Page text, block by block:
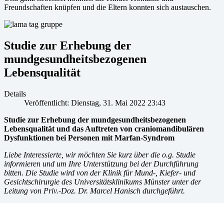
Freundschaften knüpfen und die Eltern konnten sich austauschen.
Studie zur Erhebung der
mundgesundheitsbezogenen
Lebensqualität
Details
Veröffentlicht: Dienstag, 31. Mai 2022 23:43
Studie zur Erhebung der mundgesundheitsbezogenen
Lebensqualität und das Auftreten von craniomandibulären
Dysfunktionen bei Personen mit Marfan-Syndrom
Liebe Interessierte, wir möchten Sie kurz über die o.g. Studie
informieren und um Ihre Unterstützung bei der Durchführung
bitten. Die Studie wird von der Klinik für Mund-, Kiefer- und
Gesichtschirurgie des Universitätsklinikums Münster unter der
Leitung von Priv.-Doz. Dr. Marcel Hanisch durchgeführt.